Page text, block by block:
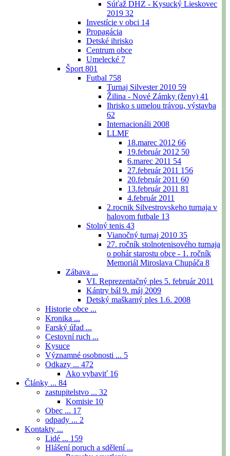
Súťaž DHZ - Kysucký Lieskovec
2019 32
Investície v obci 14
Propagácia
Detské ihrisko
Centrum obce
Umelecké 7
Šport 801
Futbal 758
Turnaj Silvester 2010 59
Žilina - Nové Zámky (ženy) 41
Ihrisko s umelou trávou, výstavba
62
Internacionáli 2008
LLMF
18.marec 2012 66
19.február 2012 50
6.marec 2011 54
27.február 2011 156
20.február 2011 60
13.február 2011 81
4.február 2011
2.rocnik Silvestrovskeho turnaja v
halovom futbale 13
Stolný tenis 43
Vianočný turnaj 2010 35
27. ročník stolnotenisového turnaja
o pohár starostu obce - 1. ročník
Memoriál Miroslava Chupáča 8
Zábava ...
VI. Reprezentačný ples 5. február 2011
Kántry bál 9. máj 2009
Detský maškarný ples 1.6. 2008
Historie obce ...
Kronika ...
Farský úřad ...
Cestovní ruch ...
Kysuce
Významné osobnosti ... 5
Odkazy ... 472
Ako vybaviť 16
Články ... 84
zastupitelstvo ... 32
Komisie 10
Obec ... 17
odpady ... 2
Kontakty ...
Lidé ... 159
Hlášení poruch a sdělení ...